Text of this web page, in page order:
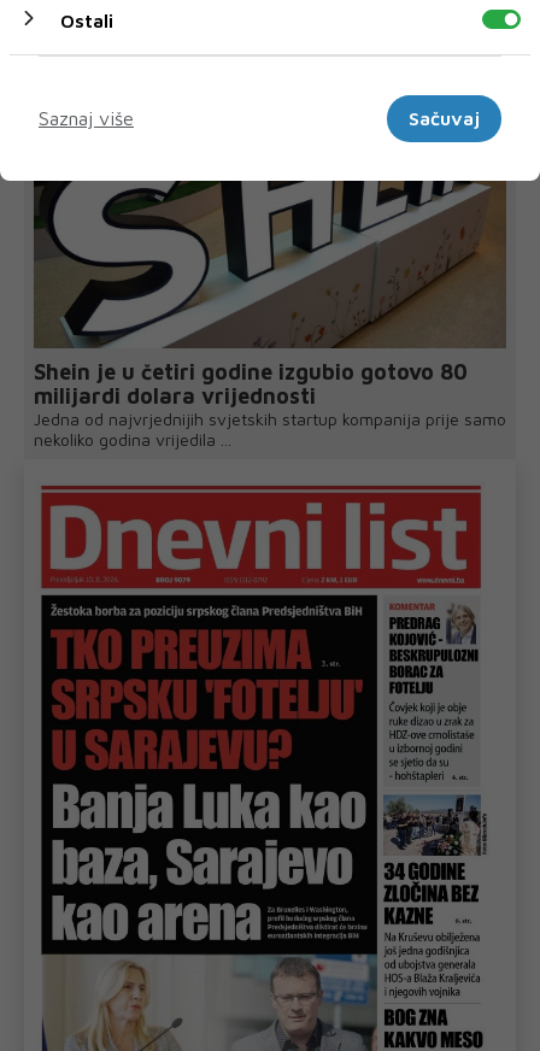
NAJNOVIJE NAJČITANIJE
Shein je u četiri godine izgubio gotovo 80
milijardi dolara vrijednosti
Jedna od najvrjednijih svjetskih startup kompanija prije samo
nekoliko godina vrijedila ...
Ostali
Saznaj više
Sačuvaj